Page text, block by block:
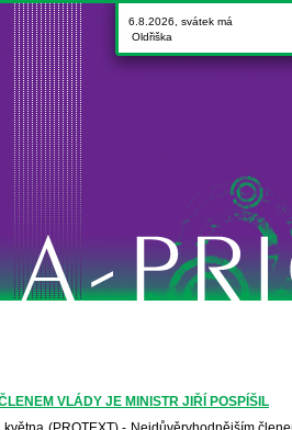
6.8.2026, svátek má
Oldřiška
VLÁDY JE MINISTR JIŘÍ POSPÍŠIL